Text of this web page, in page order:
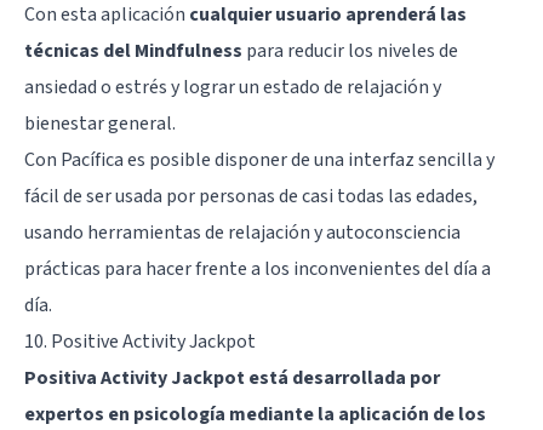
Con esta aplicación cualquier usuario aprenderá las
técnicas del Mindfulness para reducir los niveles de
ansiedad o estrés y lograr un estado de relajación y
bienestar general.
Con Pacífica es posible disponer de una interfaz sencilla y
fácil de ser usada por personas de casi todas las edades,
usando herramientas de relajación y autoconsciencia
prácticas para hacer frente a los inconvenientes del día a
día.
10. Positive Activity Jackpot
Positiva Activity Jackpot está desarrollada por
expertos en psicología mediante la aplicación de los